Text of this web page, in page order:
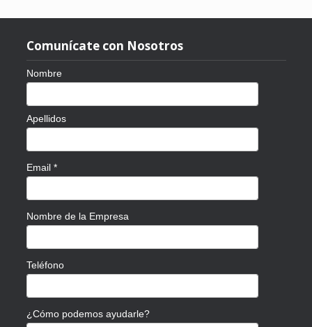
Comunícate con Nosotros
Nombre
Apellidos
Email *
Nombre de la Empresa
Teléfono
¿Cómo podemos ayudarle?